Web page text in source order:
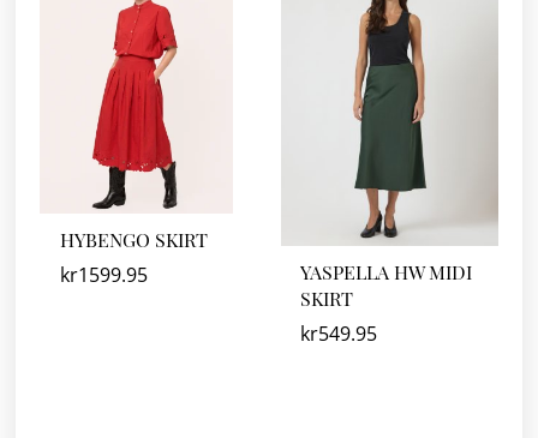
HYBENGO SKIRT
kr1599.95
YASPELLA HW MIDI
SKIRT
kr549.95